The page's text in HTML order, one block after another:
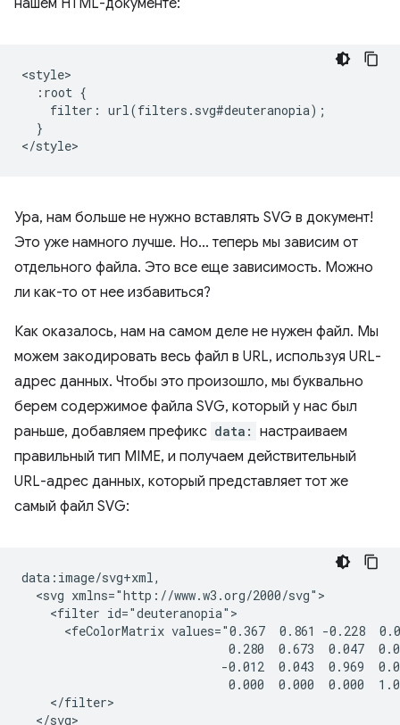
нашем HTML-документе:
<style>
  :root {
    filter: url(filters.svg#deuteranopia);
  }
Ура, нам больше не нужно вставлять SVG в документ!
Это уже намного лучше. Но... теперь мы зависим от
отдельного файла. Это все еще зависимость. Можно
ли как-то от нее избавиться?
Как оказалось, нам на самом деле не нужен файл. Мы
можем закодировать весь файл в URL, используя URL-
адрес данных. Чтобы это произошло, мы буквально
берем содержимое файла SVG, который у нас был
раньше, добавляем префикс data: настраиваем
правильный тип MIME, и получаем действительный
URL-адрес данных, который представляет тот же
самый файл SVG:
data:image/svg+xml,
  <svg xmlns="http://www.w3.org/2000/svg">
    <filter id="deuteranopia">
<feColorMatrix values="0.367  0.861 -0.228
0.280  0.673  0.047
-0.012  0.043  0.969
0.000  0.000  0.000
    </filter>